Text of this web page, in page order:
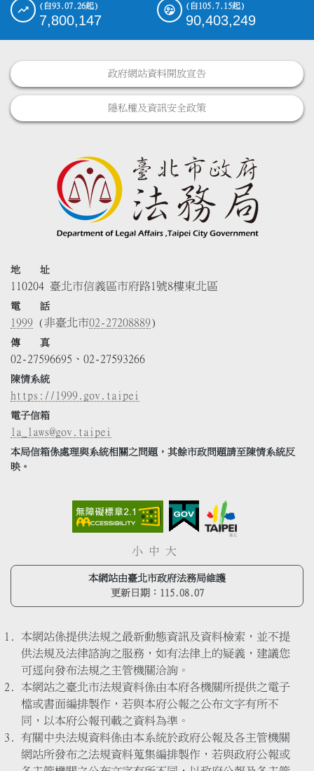
(自93.07.26起)
7,800,147
(自105.7.15起)
90,403,249
政府網站資料開放宣告
隱私權及資訊安全政策
地 址
110204 臺北市信義區市府路1號8樓東北區
電 話
1999 (非臺北市02-27208889)
傳 真
02-27596695、02-27593266
陳情系統
https://1999.gov.taipei
電子信箱
la_laws@gov.taipei
本局信箱係處理與系統相關之問題，其餘市政問題請至陳情系統反
映。
小 中 大
本網站由臺北市政府法務局維護
更新日期： 115.08.07
本網站係提供法規之最新動態資訊及資料檢索，並不提
供法規及法律諮詢之服務，如有法律上的疑義，建議您
可逕向發布法規之主管機關洽詢。
本網站之臺北市法規資料係由本府各機關所提供之電子
檔或書面編排製作，若與本府公報之公布文字有所不
同，以本府公報刊載之資料為準。
有關中央法規資料係由本系統於政府公報及各主管機關
網站所發布之法規資料蒐集編排製作，若與政府公報或